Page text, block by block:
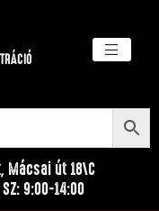
Mácsai út 18\C
9:00-14:00